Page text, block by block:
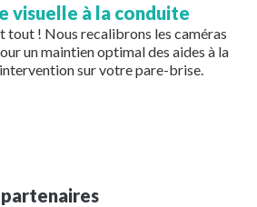
visuelle à la conduite
tout ! Nous recalibrons les caméras
un maintien optimal des aides à la
sur votre pare-brise.
partenaires